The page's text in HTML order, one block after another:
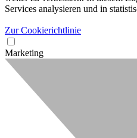
Services analysieren und in
Zur Cookierichtlinie
Marketing